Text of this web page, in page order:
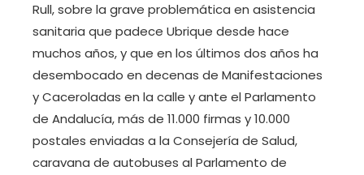
Rull, sobre la grave problemática en asistencia
sanitaria que padece Ubrique desde hace
muchos años, y que en los últimos dos años ha
desembocado en decenas de Manifestaciones
y Caceroladas en la calle y ante el Parlamento
de Andalucía, más de 11.000 firmas y 10.000
postales enviadas a la Consejería de Salud,
caravana de autobuses al Parlamento de